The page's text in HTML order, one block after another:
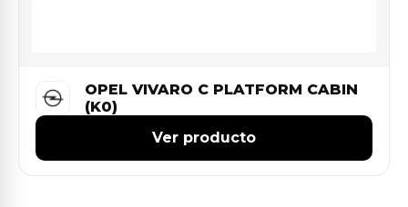
OPEL VIVARO C PLATFORM CABIN
(K0)
Ver producto